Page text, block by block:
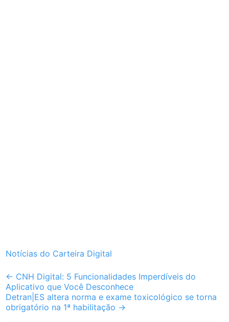
Notícias do Carteira Digital
Post
navigation
← CNH Digital: 5 Funcionalidades Imperdíveis do
Aplicativo que Você Desconhece
Detran|ES altera norma e exame toxicológico se torna
obrigatório na 1ª habilitação →